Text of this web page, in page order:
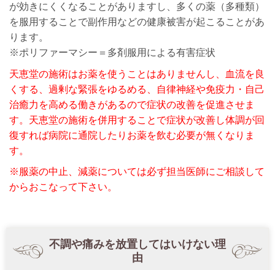
が効きにくくなることがありますし、多くの薬（多種類）
を服用することで副作用などの健康被害が起こることがあ
ります。
※ポリファーマシー＝多剤服用による有害症状
天恵堂の施術はお薬を使うことはありませんし、血流を良
くする、過剰な緊張をゆるめる、自律神経や免疫力・自己
治癒力を高める働きがあるので症状の改善を促進させま
す。天恵堂の施術を併用することで症状が改善し体調が回
復すれば病院に通院したりお薬を飲む必要が無くなりま
す。
※服薬の中止、減薬については必ず担当医師にご相談して
からおこなって下さい。
不調や痛みを放置してはいけない理
由